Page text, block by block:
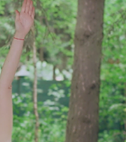
Голос инструктора
полёт души
внутренний покой
утренние грёзы
лесная прохлада
летний дождь